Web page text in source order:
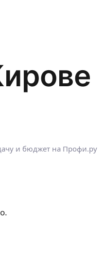
и бюджет на Профи.ру